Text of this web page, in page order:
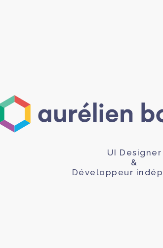
UI Designer
&
Développeur